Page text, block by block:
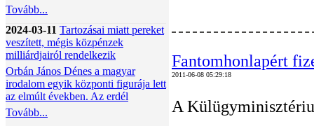
Tovább...
2024-03-11 Tartozásai miatt pereket
veszített, mégis közpénzek
milliárdjairól rendelkezik
Orbán János Dénes a magyar
irodalom egyik központi figurája lett
az elmúlt években. Az erdél
Tovább...
Fantomhonlapért
2011-06-08 05:29:18
A